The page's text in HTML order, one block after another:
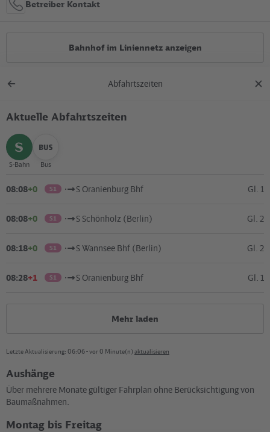
Betreiber Kontakt
Zurück
Abfahrtszeiten
Aktuelle Abfahrtszeiten
S-Bahn
Bus
08:08+0 S1 S Oranienburg Bhf Gl. 1
08:08+0 S1 S Schönholz (Berlin) Gl. 2
08:18+0 S1 S Wannsee Bhf (Berlin) Gl. 2
08:28+1 S1 S Oranienburg Bhf Gl. 1
Mehr laden
Letzte Aktualisierung: 06:06 - vor 0 Minute(n) aktualisieren
Aushänge
Über mehrere Monate gültiger Fahrplan ohne Berücksichtigung von
Baumaßnahmen.
Montag bis Freitag
Bahnhof im Liniennetz anzeigen
Alle Bauarbeiten
Lage in der Stadt
+
Kartografie und Gestaltung: ©Baumgardt Consultants GbR , Kartendaten: ©OpenStreetMap